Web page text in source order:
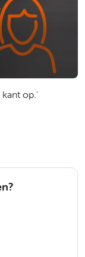
op.'